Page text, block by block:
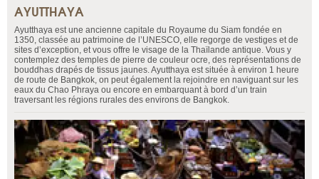
AYUTTHAYA
Ayutthaya est une ancienne capitale du Royaume du Siam fondée en
1350, classée au patrimoine de l’UNESCO, elle regorge de vestiges et de
sites d’exception, et vous offre le visage de la Thaïlande antique. Vous y
contemplez des temples de pierre de couleur ocre, des représentations de
bouddhas drapés de tissus jaunes. Ayutthaya est située à environ 1 heure
de route de Bangkok, on peut également la rejoindre en naviguant sur les
eaux du Chao Phraya ou encore en embarquant à bord d’un train
traversant les régions rurales des environs de Bangkok.